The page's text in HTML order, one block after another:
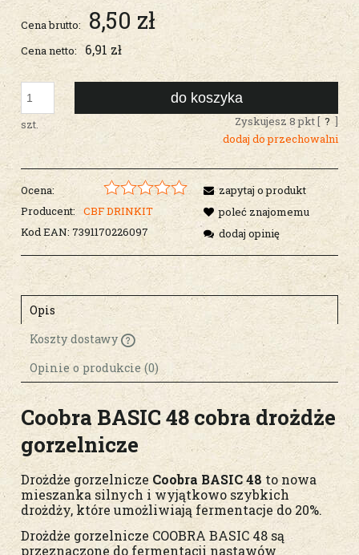
Cena brutto: 8,50 zł
Cena netto: 6,91 zł
szt.
do koszyka
Zyskujesz 8pkt [ ? ]
dodaj do przechowalni
Ocena:
Producent:
CBF DRINKIT
Kod EAN: 7391170226097
zapytaj o produkt
poleć znajomemu
dodaj opinię
Opis
Koszty dostawy
Cena nie zawiera ewentualnych kosztów
płatności
Opinie o produkcie (0)
Coobra BASIC 48 cobra drożdże
gorzelnicze
Drożdże gorzelnicze Coobra BASIC 48 to nowa
mieszanka silnych i wyjątkowo szybkich
drożdży, które umożliwiają fermentacje do 20%.
Drożdże gorzelnicze COOBRA BASIC 48 są
przeznaczone do fermentacji nastawów